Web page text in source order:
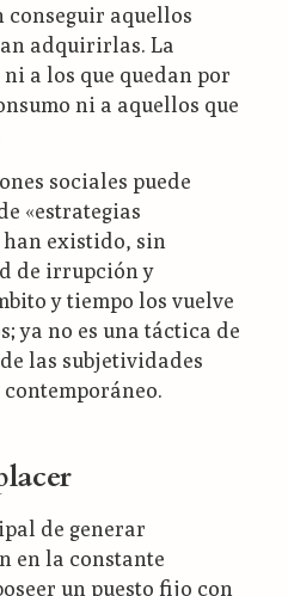
conseguir aquellos
adquirirlas. La
a los que quedan por
ni a aquellos que
sociales puede
«estrategias
existido, sin
de irrupción y
y tiempo los vuelve
ya no es una táctica de
las subjetividades
de generar
en la constante
un puesto fijo con